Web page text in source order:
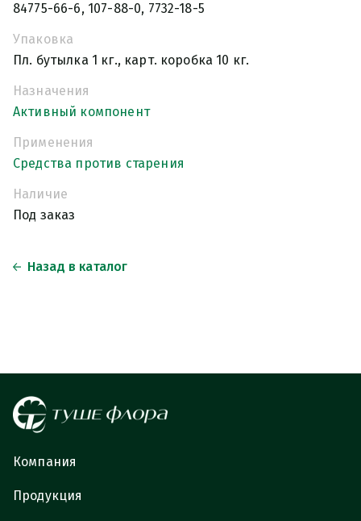
84775-66-6, 107-88-0, 7732-18-5
Упаковка
Пл. бутылка 1 кг., карт. коробка 10 кг.
Назначения
Активный компонент
Применения
Средства против старения
Наличие
Под заказ
Назад в каталог
Компания
Продукция